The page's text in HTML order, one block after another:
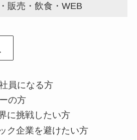
販売・飲食・WEB
員になる方
の方
に挑戦したい方
ク企業を避けたい方